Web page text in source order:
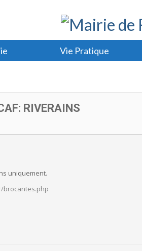
Vie Pratique
RIVERAINS
uniquement.
brocantes.php